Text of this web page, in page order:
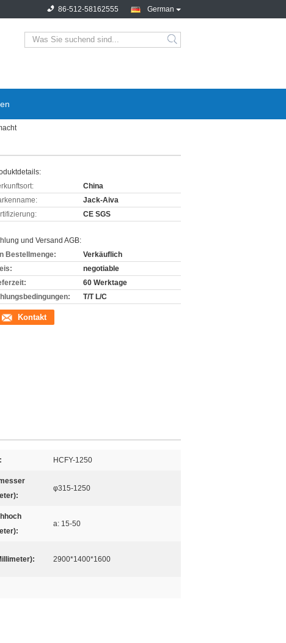
German
86-512-58162555
China
Jack-Aiva
CE SGS
und Versand AGB:
Bestellmenge:
Verkäuflich
negotiable
60 Werktage
T/T L/C
Kontakt
HCFY-1250
φ315-1250
a: 15-50
2900*1400*1600